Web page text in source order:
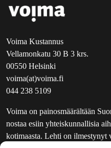
Voima Kustannus
Vellamonkatu 30 B 3 krs.
00550 Helsinki
voima(at)voima.fi
044 238 5109
Voima on painosmäärältään
nostaa esiin yhteiskunnallisia
kotimaasta. Lehti on ilmestynyt